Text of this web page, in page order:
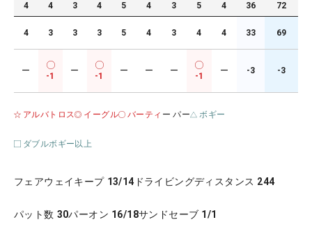
4 4 3 4 5 4 3 5 4 36 72
4 3 3 3 5 4 3 4 4 33 69
ー
-1
ー
-1
ー ー ー
-1
ー -3 -3
アルバトロス イーグル バーティ ー パー ボギー
ダブルボギー以上
フェアウェイキープ 13/14 ドライビングディスタンス 244
パット数 30パーオン 16/18サンドセーブ 1/1